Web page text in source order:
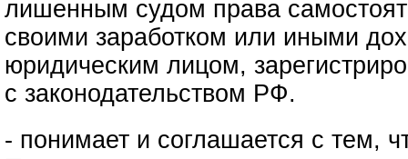
лишенным судом права
своими заработком или иными
юридическим лицом,
с законодательством РФ.
- понимает и соглашается с тем,